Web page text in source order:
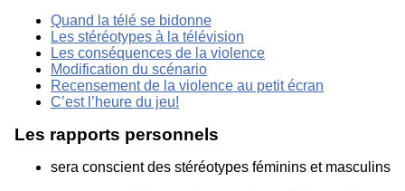
Quand la télé se bidonne
Les stéréotypes à la télévision
Les conséquences de la violence
Modification du scénario
Recensement de la violence au petit écran
C’est l’heure du jeu!
Les rapports personnels
sera conscient des stéréotypes féminins et masculins